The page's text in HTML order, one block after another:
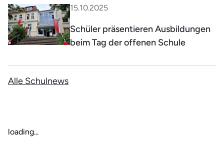
Alle Schulnews
15.10.2025
Schüler präsentieren Ausbildungen
beim Tag der offenen Schule
loading...